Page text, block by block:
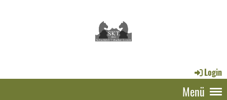
Login
Menü